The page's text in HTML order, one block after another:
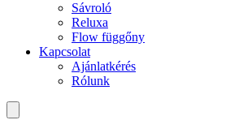
Sávroló
Reluxa
Flow függőny
Kapcsolat
Ajánlatkérés
Rólunk